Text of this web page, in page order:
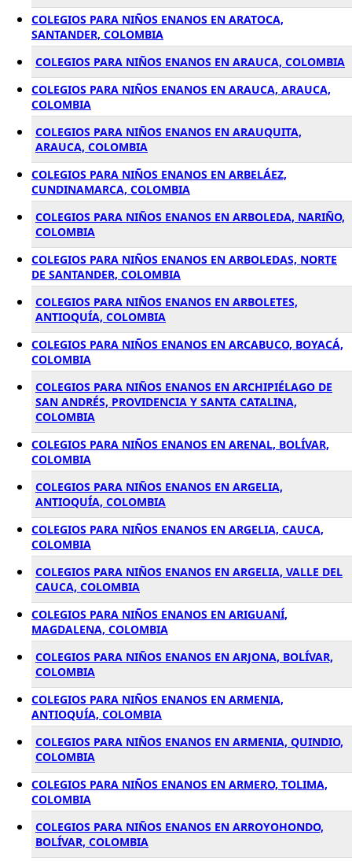
COLEGIOS PARA NIÑOS ENANOS EN ARATOCA,
SANTANDER, COLOMBIA
COLEGIOS PARA NIÑOS ENANOS EN ARAUCA, COLOMBIA
COLEGIOS PARA NIÑOS ENANOS EN ARAUCA, ARAUCA,
COLOMBIA
COLEGIOS PARA NIÑOS ENANOS EN ARAUQUITA,
ARAUCA, COLOMBIA
COLEGIOS PARA NIÑOS ENANOS EN ARBELÁEZ,
CUNDINAMARCA, COLOMBIA
COLEGIOS PARA NIÑOS ENANOS EN ARBOLEDA, NARIÑO,
COLOMBIA
COLEGIOS PARA NIÑOS ENANOS EN ARBOLEDAS, NORTE
DE SANTANDER, COLOMBIA
COLEGIOS PARA NIÑOS ENANOS EN ARBOLETES,
ANTIOQUÍA, COLOMBIA
COLEGIOS PARA NIÑOS ENANOS EN ARCABUCO, BOYACÁ,
COLOMBIA
COLEGIOS PARA NIÑOS ENANOS EN ARCHIPIÉLAGO DE
SAN ANDRÉS, PROVIDENCIA Y SANTA CATALINA,
COLOMBIA
COLEGIOS PARA NIÑOS ENANOS EN ARENAL, BOLÍVAR,
COLOMBIA
COLEGIOS PARA NIÑOS ENANOS EN ARGELIA,
ANTIOQUÍA, COLOMBIA
COLEGIOS PARA NIÑOS ENANOS EN ARGELIA, CAUCA,
COLOMBIA
COLEGIOS PARA NIÑOS ENANOS EN ARGELIA, VALLE DEL
CAUCA, COLOMBIA
COLEGIOS PARA NIÑOS ENANOS EN ARIGUANÍ,
MAGDALENA, COLOMBIA
COLEGIOS PARA NIÑOS ENANOS EN ARJONA, BOLÍVAR,
COLOMBIA
COLEGIOS PARA NIÑOS ENANOS EN ARMENIA,
ANTIOQUÍA, COLOMBIA
COLEGIOS PARA NIÑOS ENANOS EN ARMENIA, QUINDIO,
COLOMBIA
COLEGIOS PARA NIÑOS ENANOS EN ARMERO, TOLIMA,
COLOMBIA
COLEGIOS PARA NIÑOS ENANOS EN ARROYOHONDO,
BOLÍVAR, COLOMBIA